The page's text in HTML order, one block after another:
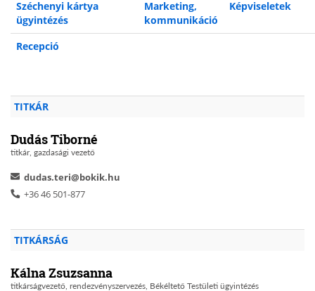
Széchenyi kártya
ügyintézés
Marketing,
kommunikáció
Képviseletek
Recepció
TITKÁR
Dudás Tiborné
titkár, gazdasági vezető
dudas.teri@bokik.hu
+36 46 501-877
TITKÁRSÁG
Kálna Zsuzsanna
titkárságvezető, rendezvényszervezés, Békéltető Testületi ügyintézés